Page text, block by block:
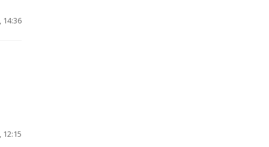
14:36